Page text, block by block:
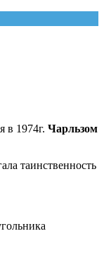
в 1974г. Чарльзом
таинственность